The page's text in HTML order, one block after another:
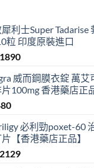
利士Super Tadarise
粒 印度原裝進口
1890Price
$529
through
威而鋼膜衣錠 萬艾
100mg 香港藥店正
Current
is:
$480.
必利勁poxet-60
【香港藥店正品】
2129Price